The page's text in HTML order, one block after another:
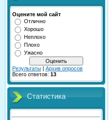
Оцените мой сайт
Отлично
Хорошо
Неплохо
Плохо
Ужасно
Результаты | Архив опросов
Всего ответов: 13
Статистика